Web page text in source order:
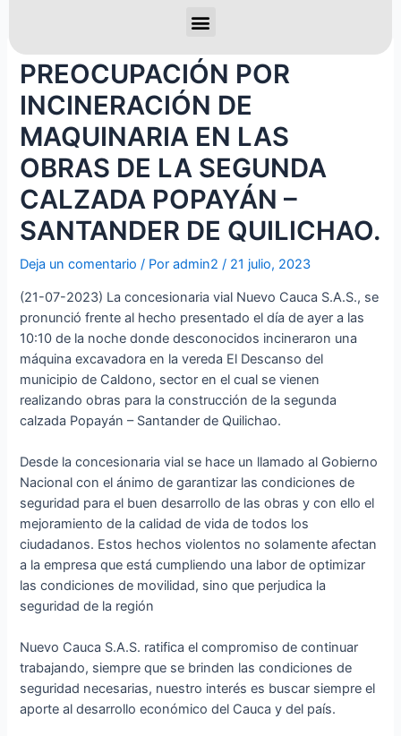
PREOCUPACIÓN POR
INCINERACIÓN DE
MAQUINARIA EN LAS
OBRAS DE LA SEGUNDA
CALZADA POPAYÁN –
SANTANDER DE QUILICHAO.
Deja un comentario / Poradmin2 / 21 julio, 2023
(21-07-2023) La concesionaria vial Nuevo Cauca S.A.S., se
pronunció frente al hecho presentado el día de ayer a las
10:10 de la noche donde desconocidos incineraron una
máquina excavadora en la vereda El Descanso del
municipio de Caldono, sector en el cual se vienen
realizando obras para la construcción de la segunda
calzada Popayán – Santander de Quilichao.
Desde la concesionaria vial se hace un llamado al Gobierno
Nacional con el ánimo de garantizar las condiciones de
seguridad para el buen desarrollo de las obras y con ello el
mejoramiento de la calidad de vida de todos los
ciudadanos. Estos hechos violentos no solamente afectan
a la empresa que está cumpliendo una labor de optimizar
las condiciones de movilidad, sino que perjudica la
seguridad de la región
Nuevo Cauca S.A.S. ratifica el compromiso de continuar
trabajando, siempre que se brinden las condiciones de
seguridad necesarias, nuestro interés es buscar siempre el
aporte al desarrollo económico del Cauca y del país.